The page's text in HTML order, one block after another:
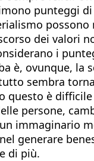
punteggi
dei valori
i
è, ovunque,
sembra
questo è
persone,
immaginario
generare
di più.